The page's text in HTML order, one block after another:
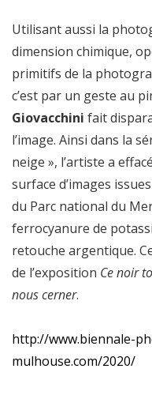
Utilisant aussi la
dimension chimique,
primitifs de la
c’est par un geste au
Giovacchini fait
l’image. Ainsi dans la
neige », l’artiste a
surface d’images
du Parc national du
ferrocyanure de
retouche argentique.
de l’exposition Ce noir
nous cerner.
http://www.biennale-
mulhouse.com/2020/